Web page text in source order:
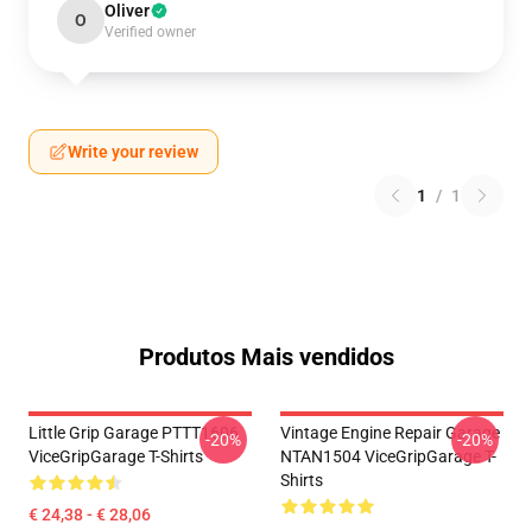
O Oliver
Verified owner
Write your review
1 / 1
Produtos Mais vendidos
Little Grip Garage PTTT1606
ViceGripGarage T-Shirts
€ 24,38 - € 28,06
-20%
Vintage Engine Repair Garage
NTAN1504 ViceGripGarage T-
Shirts
-20%